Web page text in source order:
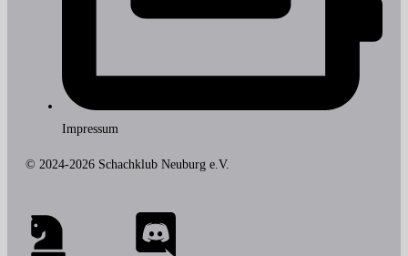
Impressum
© 2024-2026 Schachklub Neuburg e.V.